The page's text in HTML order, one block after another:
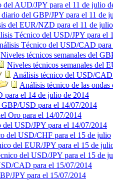
del AUD/JPY para el 11 de julio
del GBP/JPY para el 11 de
del EUR/NZD para el 11 de
Técnico del USD/JPY para el
Técnico del USD/CAD
Niveles técnicos semanales del
Niveles técnicos semanales del
Análisis técnico del USD/
Análisis técnico de las
el 14 de julio de 2014
USD para el 14/07/2014
Oro para el 14/07/2014
del USD/JPY para el 14/07/2014
del USD/CHF para el 15 de julio
del EUR/JPY para el 15 de
del USD/JPY para el 15 de
CAD para el 15/07/2014
JPY para el 15/07/2014